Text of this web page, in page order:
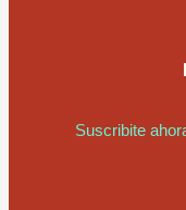
Suscribite